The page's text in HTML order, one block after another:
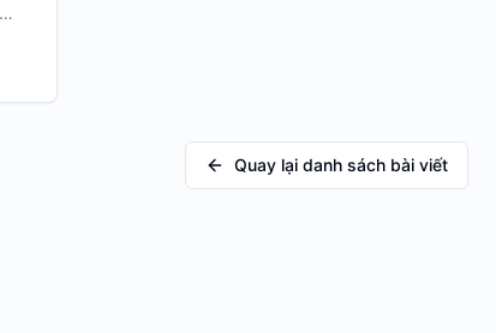
Quay lại danh sách bài viết